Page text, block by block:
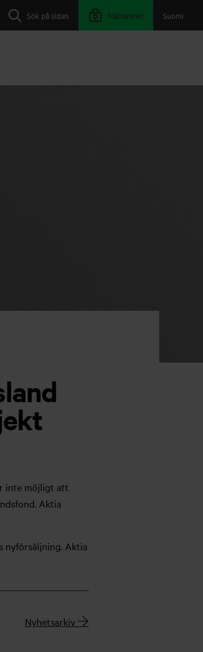
Suomi
Sök på sidan Nätbanken
inte möjligt att
Aktia
nyförsäljning. Aktia
Nyhetsarkiv